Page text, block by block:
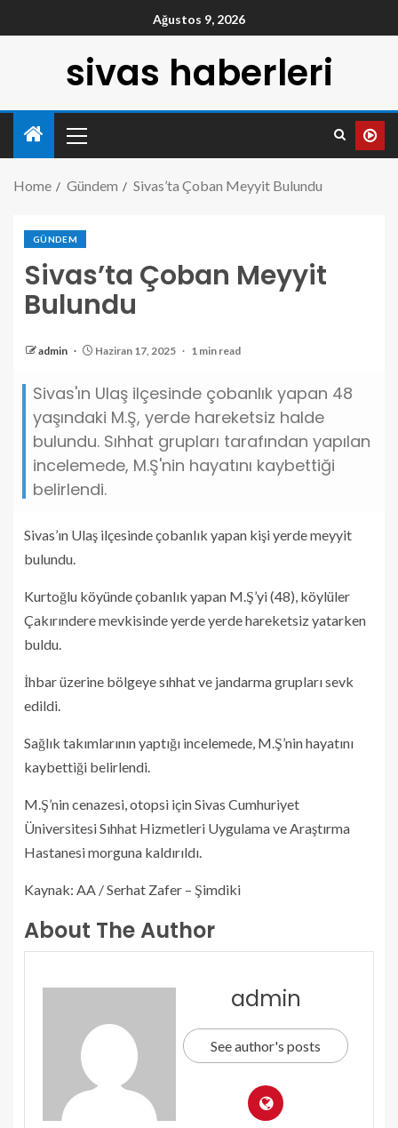
Ağustos 9, 2026
sivas haberleri
Home Gündem Sivas’ta Çoban Meyyit Bulundu
GÜNDEM
Sivas’ta Çoban Meyyit
Bulundu
admin Haziran 17, 2025 1 min read
Sivas'ın Ulaş ilçesinde çobanlık yapan 48
yaşındaki M.Ş, yerde hareketsiz halde
bulundu. Sıhhat grupları tarafından yapılan
incelemede, M.Ş'nin hayatını kaybettiği
belirlendi.
Sivas’ın Ulaş ilçesinde çobanlık yapan kişi yerde meyyit
bulundu.
Kurtoğlu köyünde çobanlık yapan M.Ş’yi (48), köylüler
Çakırındere mevkisinde yerde yerde hareketsiz yatarken
buldu.
İhbar üzerine bölgeye sıhhat ve jandarma grupları sevk
edildi.
Sağlık takımlarının yaptığı incelemede, M.Ş’nin hayatını
kaybettiği belirlendi.
M.Ş’nin cenazesi, otopsi için Sivas Cumhuriyet
Üniversitesi Sıhhat Hizmetleri Uygulama ve Araştırma
Hastanesi morguna kaldırıldı.
Kaynak: AA / Serhat Zafer – Şimdiki
About The Author
admin
See author's posts